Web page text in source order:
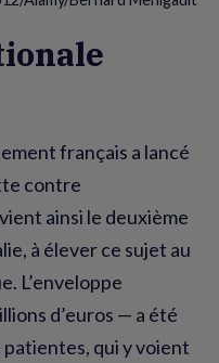
français a lancé
contre
ainsi le deuxième
à élever ce sujet au
L’enveloppe
d’euros — a été
patientes, qui y voient